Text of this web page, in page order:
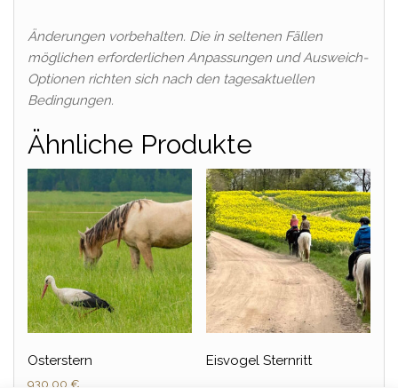
Änderungen vorbehalten. Die in seltenen Fällen
möglichen erforderlichen Anpassungen und Ausweich-
Optionen richten sich nach den tagesaktuellen
Bedingungen.
Ähnliche Produkte
Osterstern
930,00 €
Eisvogel Sternritt